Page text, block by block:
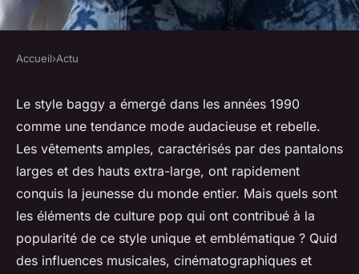
Quels sont les éléments de
culture pop qui a contribué à
la popularité du style baggy ?
herbert•4 février 2024 •3 min de lecture
Accueil›Actu
Le style baggy a émergé dans les années 1990
comme une tendance mode audacieuse et rebelle.
Les vêtements amples, caractérisés par des pantalons
larges et des hauts extra-large, ont rapidement
conquis la jeunesse du monde entier. Mais quels sont
les éléments de culture pop qui ont contribué à la
popularité de ce style unique et emblématique ? Quid
des influences musicales, cinématographiques et